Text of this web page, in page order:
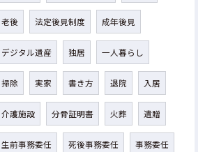
老後 法定後見制度 成年後見
デジタル遺産 独居 一人暮らし
掃除 実家 書き方 退院 入居
介護施設 分骨証明書 火葬 遺贈
生前事務委任 死後事務委任 事務委任